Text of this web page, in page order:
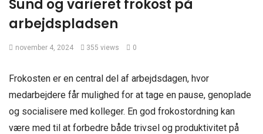
Sund og varieret frokost på
arbejdspladsen
november 4, 2024 355 views 0
Frokosten er en central del af arbejdsdagen, hvor
medarbejdere får mulighed for at tage en pause, genoplade
og socialisere med kolleger. En god frokostordning kan
være med til at forbedre både trivsel og produktivitet på